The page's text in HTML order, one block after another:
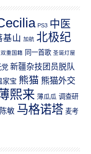
PS3 中医
基山 加航 北极纪
双重国籍 同一首歌 圣诞灯屋
党 新疆杂技团员脱队
家宝 熊猫 熊猫外交
熙来 薄瓜瓜 调查研
陈敏 马格诺塔 麦考